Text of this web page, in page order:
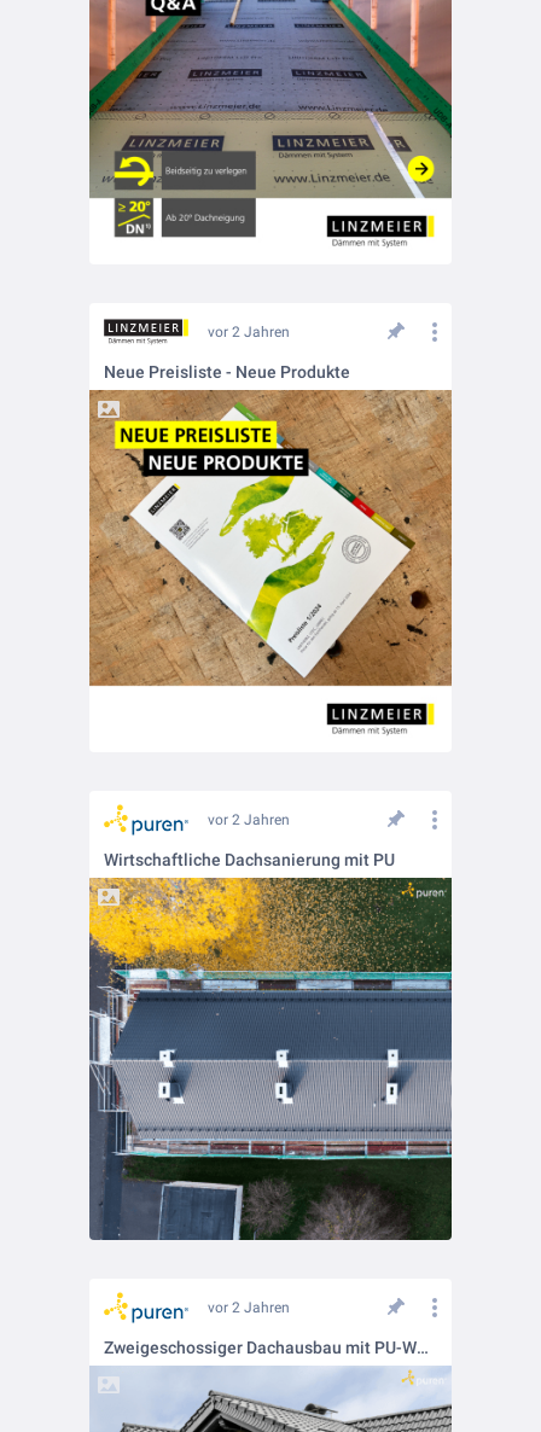
vor 2 Jahren
Neue Preisliste - Neue Produkte
vor 2 Jahren
Wirtschaftliche Dachsanierung mit PU
vor 2 Jahren
Zweigeschossiger Dachausbau mit PU-Wärmeschutz